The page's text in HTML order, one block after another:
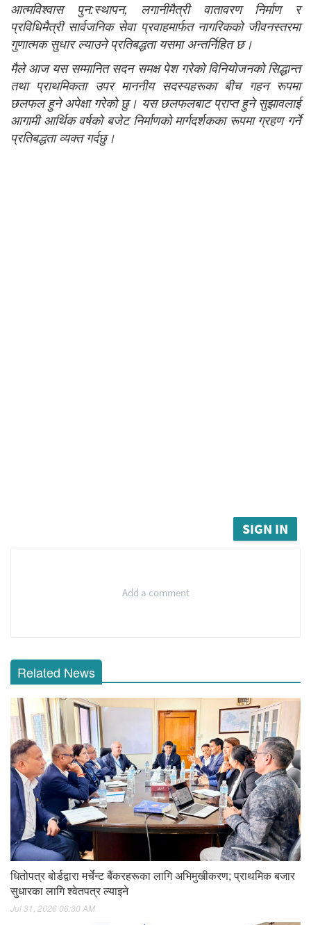
आत्मविश्‍वास पुन:स्थापन, लगानीमैत्री वातावरण निर्माण र
प्रविधिमैत्री सार्वजनिक सेवा प्रवाहमार्फत नागरिकको जीवनस्तरमा
गुणात्मक सुधार ल्याउने प्रतिबद्धता यसमा अन्तर्निहित छ।
मैले आज यस सम्मानित सदन समक्ष पेश गरेको विनियोजनको सिद्धान्त
तथा प्राथमिकता उपर माननीय सदस्यहरूका बीच गहन रूपमा
छलफल हुने अपेक्षा गरेको छु। यस छलफलबाट प्राप्‍त हुने सुझावलाई
आगामी आर्थिक वर्षको बजेट निर्माणको मार्गदर्शकका रूपमा ग्रहण गर्ने
प्रतिबद्धता व्यक्त गर्दछु।
SIGN IN
Add a comment
Related News
धितोपत्र बोर्डद्वारा मर्चेन्ट बैंकरहरूका लागि अभिमुखीकरण; प्राथमिक बजार
सुधारका लागि श्वेतपत्र ल्याइने
Jul 31, 2026 06:30 AM